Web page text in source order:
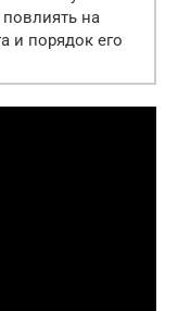
на
и порядок его